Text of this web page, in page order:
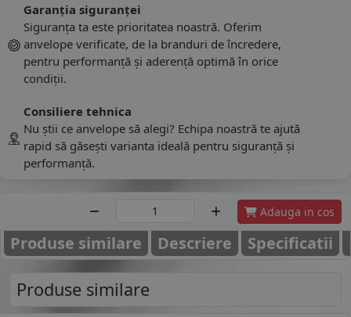
Garanția siguranței
Siguranța ta este prioritatea noastră. Oferim
anvelope verificate, de la branduri de încredere,
pentru performanță și aderență optimă în orice
condiții.
Consiliere tehnica
Nu știi ce anvelope să alegi? Echipa noastră te ajută
rapid să găsești varianta ideală pentru siguranță și
performanță.
Adauga in cos
Produse similare Descriere Specificatii
Produse similare